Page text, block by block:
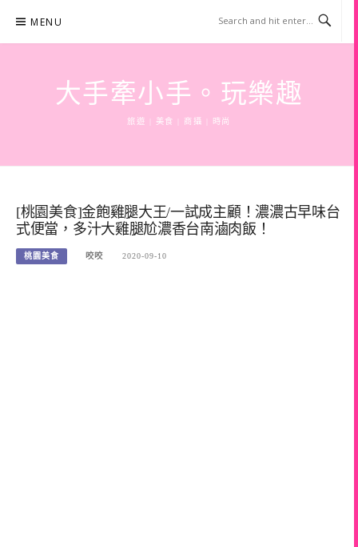
content
MENU
大手牽小手。玩樂趣
旅遊 | 美食 | 商攝 | 時尚
[桃園美食]金飽雞腿大王/一試成主顧！濃濃古早味台
式便當，多汁大雞腿尬濃香台南滷肉飯！
桃園美食 咬咬 2020-09-10